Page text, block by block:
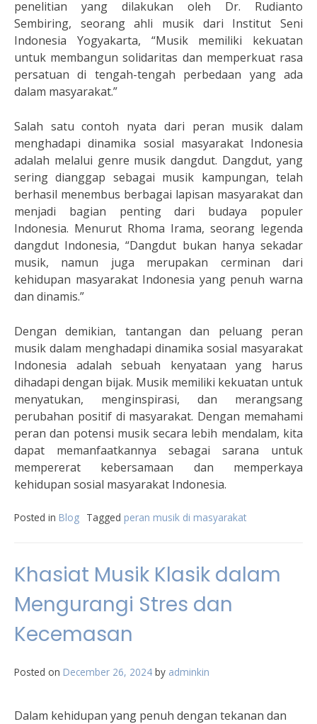
penelitian yang dilakukan oleh Dr. Rudianto
Sembiring, seorang ahli musik dari Institut Seni
Indonesia Yogyakarta, “Musik memiliki kekuatan
untuk membangun solidaritas dan memperkuat rasa
persatuan di tengah-tengah perbedaan yang ada
dalam masyarakat.”
Salah satu contoh nyata dari peran musik dalam
menghadapi dinamika sosial masyarakat Indonesia
adalah melalui genre musik dangdut. Dangdut, yang
sering dianggap sebagai musik kampungan, telah
berhasil menembus berbagai lapisan masyarakat dan
menjadi bagian penting dari budaya populer
Indonesia. Menurut Rhoma Irama, seorang legenda
dangdut Indonesia, “Dangdut bukan hanya sekadar
musik, namun juga merupakan cerminan dari
kehidupan masyarakat Indonesia yang penuh warna
dan dinamis.”
Dengan demikian, tantangan dan peluang peran
musik dalam menghadapi dinamika sosial masyarakat
Indonesia adalah sebuah kenyataan yang harus
dihadapi dengan bijak. Musik memiliki kekuatan untuk
menyatukan, menginspirasi, dan merangsang
perubahan positif di masyarakat. Dengan memahami
peran dan potensi musik secara lebih mendalam, kita
dapat memanfaatkannya sebagai sarana untuk
mempererat kebersamaan dan memperkaya
kehidupan sosial masyarakat Indonesia.
Posted in Blog Tagged peran musik di masyarakat
Khasiat Musik Klasik dalam
Mengurangi Stres dan
Kecemasan
Posted on December 26, 2024 by adminkin
Dalam kehidupan yang penuh dengan tekanan dan